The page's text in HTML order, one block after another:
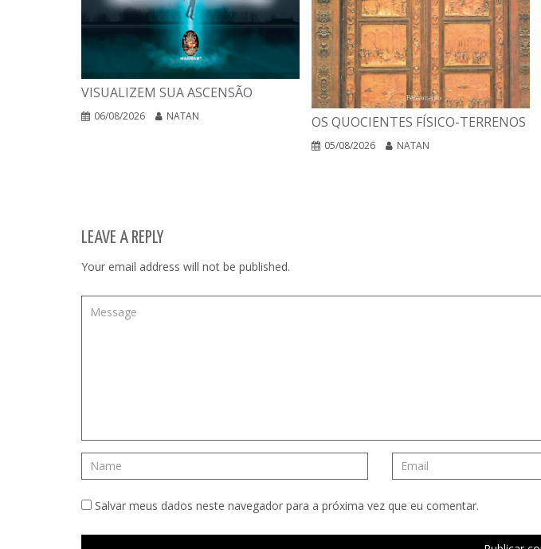
VISUALIZEM SUA ASCENSÃO
06/08/2026 NATAN OS QUOCIENTES FÍSICO-TERRENOS
05/08/2026 NATAN
LEAVE A REPLY
Your email address will not be published.
Salvar meus dados neste navegador para a próxima vez que eu comentar.